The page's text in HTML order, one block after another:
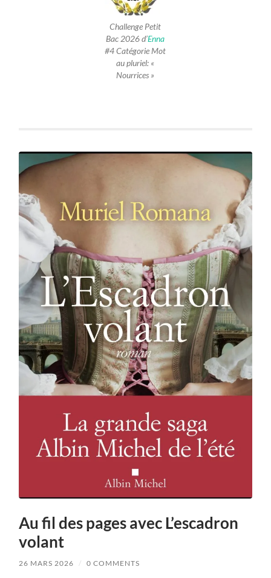
Challenge Petit
Bac 2026 d’Enna
#4 Catégorie Mot
au pluriel: «
Nourrices »
Au fil des pages avec L’escadron
volant
26 MARS 2026 / 0 COMMENTS